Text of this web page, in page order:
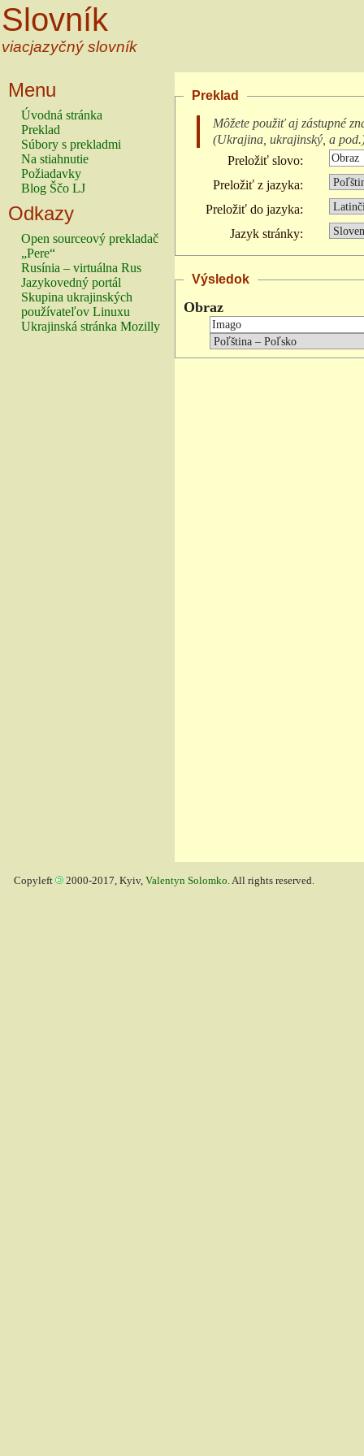
Slovník
viacjazyčný slovník
Menu
Úvodná stránka
Preklad
Súbory s prekladmi
Na stiahnutie
Požiadavky
Blog Ščo LJ
Odkazy
Open sourceový prekladač
„Pere“
Rusínia – virtuálna Rus
Jazykovedný portál
Skupina ukrajinských
používateľov Linuxu
Ukrajinská stránka Mozilly
Preklad
Môžete použiť aj zástupné
(Ukrajina, ukrajinský, a pod.
Preložiť slovo:
Preložiť z jazyka:
Preložiť do jazyka:
Jazyk stránky:
Výsledok
Obraz
Copyleft 2000-2017, Kyiv, Valentyn Solomko. All rights reserved.